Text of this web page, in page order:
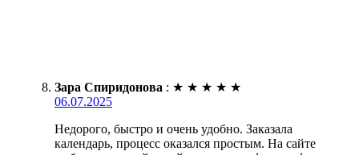
Зара Спиридонова : ★ ★ ★ ★ ★
06.07.2025
Недорого, быстро и очень удобно. Заказала
календарь, процесс оказался простым. На сайте